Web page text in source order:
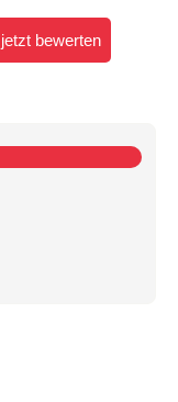
jetzt bewerten